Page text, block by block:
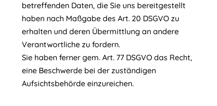
betreffenden Daten, die Sie uns bereitgestellt
haben nach Maßgabe des Art. 20 DSGVO zu
erhalten und deren Übermittlung an andere
Verantwortliche zu fordern.
Sie haben ferner gem. Art. 77 DSGVO das Recht,
eine Beschwerde bei der zuständigen
Aufsichtsbehörde einzureichen.